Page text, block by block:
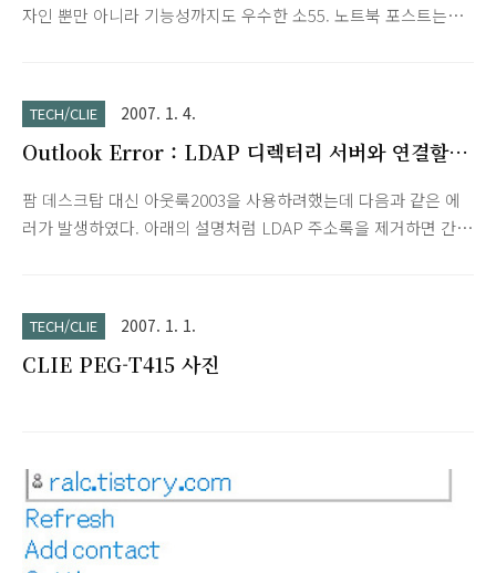
자인 뿐만 아니라 기능성까지도 우수한 소55. 노트북 포스트는
TECH/CLIE 2007. 1. 4.
Outlook Error : LDAP 디렉터리 서버와 연결할
팜 데스크탑 대신 아웃룩2003을 사용하려했는데 다음과 같은 에
러가 발생하였다. 아래의 설명처럼 LDAP 주소록을 제거하면 간
시지가 나타난다 기술 자료 ID : 836205 마지막 검토 : 2005년 6
월 15일 수요일 수정 : 1.1 현상 Microsoft Office Outlook 2003
이나 Microsoft Outlook 2002에서 주소록을 열면 다음과 같은
태에..
TECH/CLIE 2007. 1. 1.
CLIE PEG-T415 사진